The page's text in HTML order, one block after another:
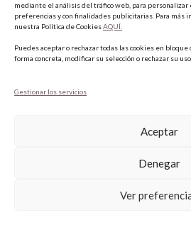
mediante el análisis del tráfico web, para
preferencias y con finalidades publicitarias. Para más
nuestra Política de CookiesAQUÍ.
Puedes aceptar o rechazar todas las cookies en
forma concreta, modificar su selección o rechazar su
Gestionar los servicios
Aceptar
Denegar
Ver
COPYRIGHT © 2026